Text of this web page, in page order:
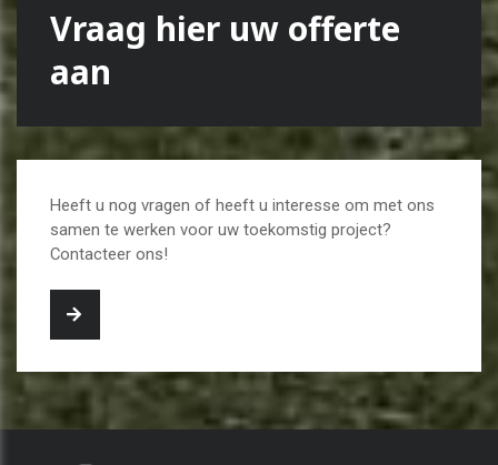
Vraag hier uw offerte
aan
Heeft u nog vragen of heeft u interesse om met ons
samen te werken voor uw toekomstig project?
Contacteer ons!